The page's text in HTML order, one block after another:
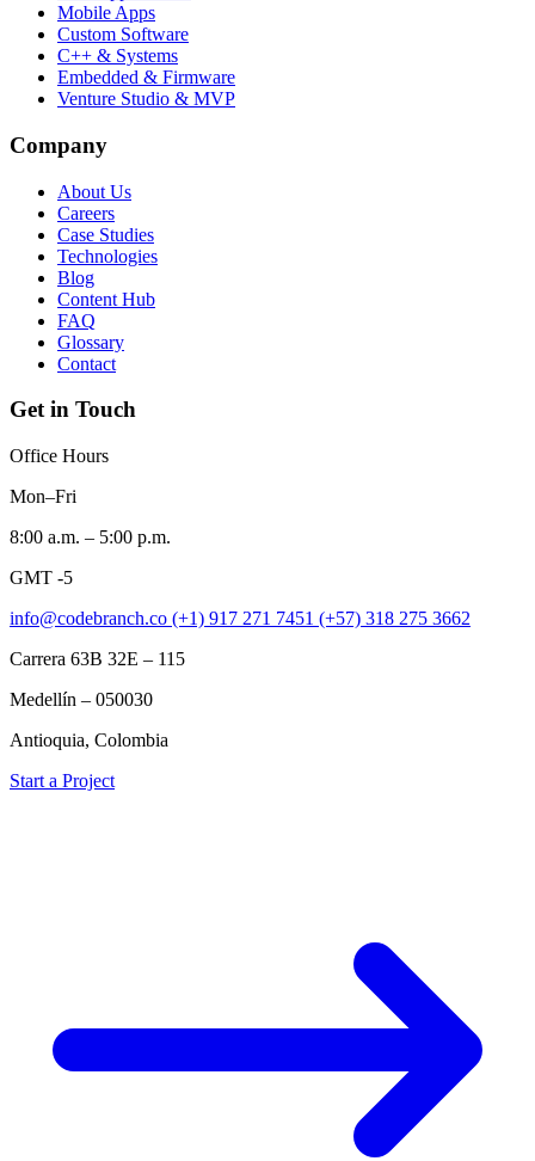
Mobile Apps
Custom Software
C++ & Systems
Embedded & Firmware
Venture Studio & MVP
Company
About Us
Careers
Case Studies
Technologies
Blog
Content Hub
FAQ
Glossary
Contact
Get in Touch
Office Hours
Mon–Fri
8:00 a.m. – 5:00 p.m.
GMT -5
info@codebranch.co (+1) 917 271 7451 (+57) 318 275 3662
Carrera 63B 32E – 115
Medellín – 050030
Antioquia, Colombia
Start a Project